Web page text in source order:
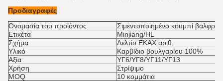
Προδιαγραφές
Ονομασία του προϊόντος
Σιμεντοποιημένο κουμπί
Ετικέτα
Minjiang/HL
Σχήμα
Δελτίο ΕΚΑΧ αριθ.
Υλικό
Καρβίδιο βουλγαρίου 100%
Αξία
ΥΓ6/ΥΓ8/ΥΓ11/ΥΓ13
Χρήση
Στρίψιμο
MOQ
10 κομμάτια